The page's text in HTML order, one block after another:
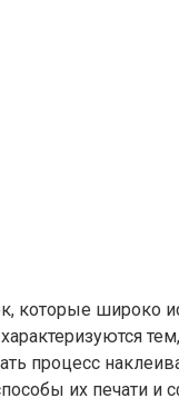
которые широко
процесс
их печати и